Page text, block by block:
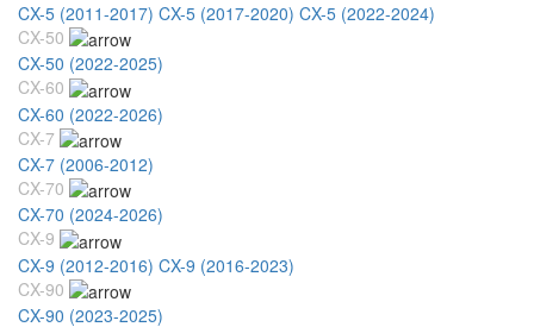
CX-5 (2011-2017) CX-5 (2017-2020) CX-5 (2022-2024)
CX-50
CX-50 (2022-2025)
CX-60
CX-60 (2022-2026)
CX-7
CX-7 (2006-2012)
CX-70
CX-70 (2024-2026)
CX-9
CX-9 (2012-2016) CX-9 (2016-2023)
CX-90
CX-90 (2023-2025)